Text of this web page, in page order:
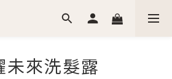
未來洗髮露